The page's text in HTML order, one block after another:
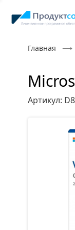
Главная
Артикул: